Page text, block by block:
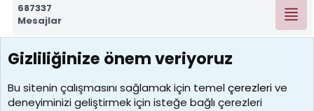
687337
Mesajlar
7390
Kullanıcılar
Gizliliğinize önem veriyoruz
Bu sitenin çalışmasını sağlamak için temelçerezlerive
deneyiminizi geliştirmek için isteğe bağlı çerezleri